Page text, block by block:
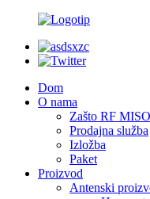
Dom
O nama
Zašto RF MISO
Prodajna služba
Izložba
Paket
Proizvod
Antenski